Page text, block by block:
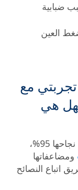
ضبابية
العين
مع
هي
تُعد العملية آمنة للغاية إذ تتجاوز نسب نجاحها 95%،
ومضاعفاتها
اتباع النصائح